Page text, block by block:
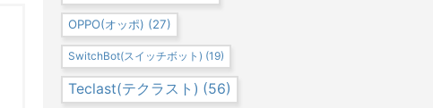
OPPO(オッポ) (27)
SwitchBot(スイッチボット) (19)
Teclast(テクラスト) (56)